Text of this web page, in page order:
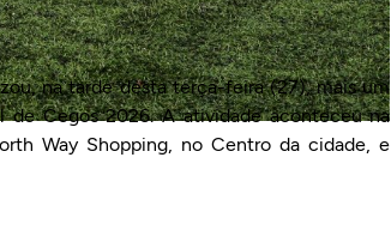
na tarde desta terça-feira (27), mais um
de Cegos 2026. A atividade aconteceu na
Way Shopping, no Centro da cidade, e